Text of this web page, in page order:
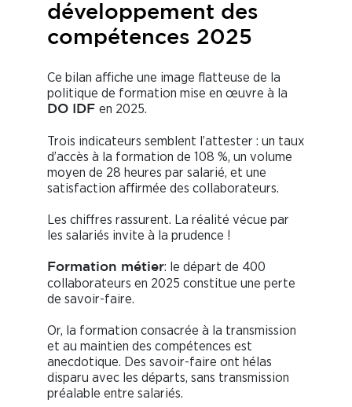
développement des
compétences 2025
Ce bilan affiche une image flatteuse de la
politique de formation mise en œuvre à la
DO IDF en 2025.
Trois indicateurs semblent l’attester : un taux
d’accès à la formation de 108 %, un volume
moyen de 28 heures par salarié, et une
satisfaction affirmée des collaborateurs.
Les chiffres rassurent. La réalité vécue par
les salariés invite à la prudence !
Formation métier: le départ de 400
collaborateurs en 2025 constitue une perte
de savoir-faire.
Or, la formation consacrée à la transmission
et au maintien des compétences est
anecdotique. Des savoir-faire ont hélas
disparu avec les départs, sans transmission
préalable entre salariés.